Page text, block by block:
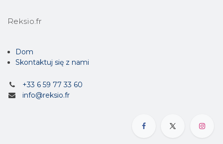
Reksio.fr
Dom
Skontaktuj się z nami
+33 6 59 77 33 60
info@reksio.fr